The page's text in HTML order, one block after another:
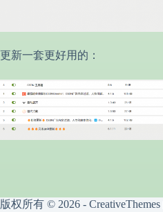
更新一套更好用的：
版权所有 © 2026 - CreativeThemes